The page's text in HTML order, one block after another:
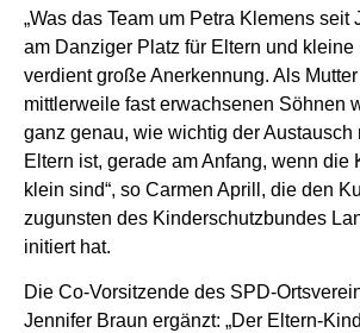
„Was das Team um Petra Klemens seit
am Danziger Platz für Eltern und kleine
verdient große Anerkennung. Als
mittlerweile fast erwachsenen Söhnen
ganz genau, wie wichtig der Austausch
Eltern ist, gerade am Anfang, wenn die
klein sind“, so Carmen Aprill, die den
zugunsten des Kinderschutzbundes
initiert hat.
Die Co-Vorsitzende des SPD-
Jennifer Braun ergänzt: „Der Eltern-